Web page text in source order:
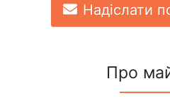
Надіслати
Про